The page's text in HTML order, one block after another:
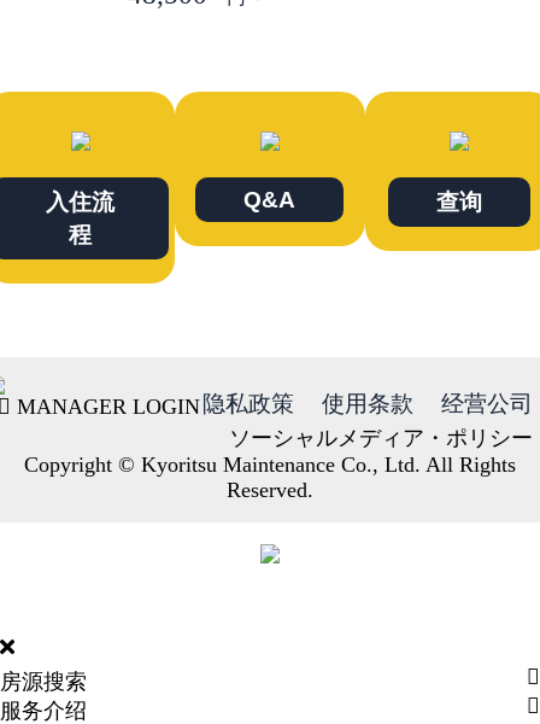
入住流
程
Q&A 查询
MANAGER LOGIN隐私政策 使用条款 经营公司
ソーシャルメディア・ポリシー
Copyright © Kyoritsu Maintenance Co., Ltd. All Rights
Reserved.
房源搜索
服务介绍